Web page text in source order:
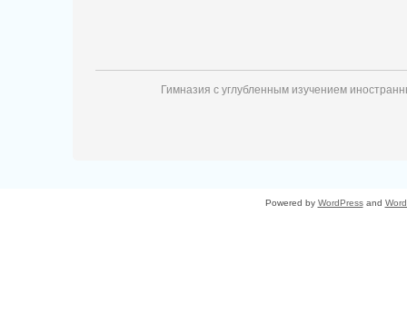
Гимназия с углубленным изучением
Powered by WordPressand